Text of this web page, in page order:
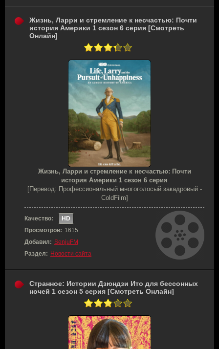
Жизнь, Ларри и стремление к несчастью: Почти
история Америки 1 сезон 6 серия [Смотреть
Онлайн]
Жизнь, Ларри и стремление к несчастью: Почти
история Америки 1 сезон 6 серия
[Перевод: Профессиональный многоголосый закадровый -
ColdFilm]
Качество:
HD
Просмотров: 1615
Добавил: SenjuFM
Раздел: Новости сайта
Странное: Истории Дзюндзи Ито для бессонных
ночей 1 сезон 5 серия [Смотреть Онлайн]